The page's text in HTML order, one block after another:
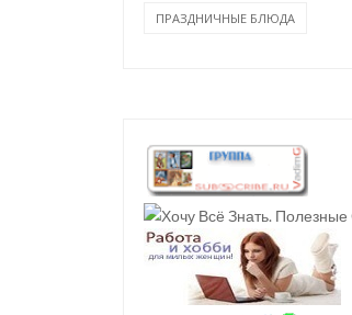
ПРАЗДНИЧНЫЕ БЛЮДА